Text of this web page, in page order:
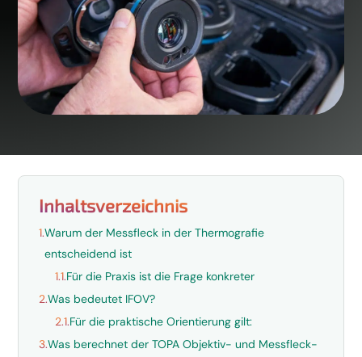
Inhaltsverzeichnis
1.Warum der Messfleck in der Thermografie
entscheidend ist
1.1.Für die Praxis ist die Frage konkreter
2.Was bedeutet IFOV?
2.1.Für die praktische Orientierung gilt:
3.Was berechnet der TOPA Objektiv- und Messfleck-